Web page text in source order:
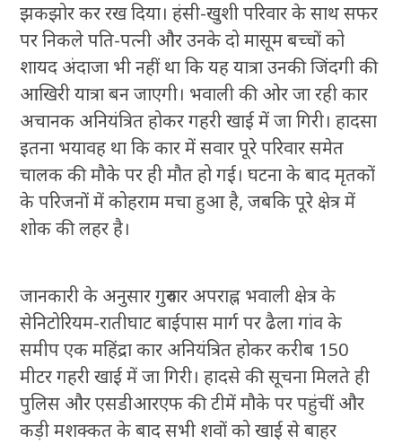
झकझोर कर रख दिया। हंसी-खुशी परिवार के साथ सफर
पर निकले पति-पत्नी और उनके दो मासूम बच्चों को
शायद अंदाजा भी नहीं था कि यह यात्रा उनकी जिंदगी की
आखिरी यात्रा बन जाएगी। भवाली की ओर जा रही कार
अचानक अनियंत्रित होकर गहरी खाई में जा गिरी। हादसा
इतना भयावह था कि कार में सवार पूरे परिवार समेत
चालक की मौके पर ही मौत हो गई। घटना के बाद मृतकों
के परिजनों में कोहराम मचा हुआ है, जबकि पूरे क्षेत्र में
शोक की लहर है।
जानकारी के अनुसार गुरुवार अपराह्न भवाली क्षेत्र के
सेनिटोरियम-रातीघाट बाईपास मार्ग पर ढैला गांव के
समीप एक महिंद्रा कार अनियंत्रित होकर करीब 150
मीटर गहरी खाई में जा गिरी। हादसे की सूचना मिलते ही
पुलिस और एसडीआरएफ की टीमें मौके पर पहुंचीं और
कड़ी मशक्कत के बाद सभी शवों को खाई से बाहर